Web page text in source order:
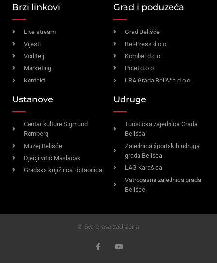
Brzi linkovi
Live stream
Vijesti
Voditelji
Marketing
Kontakt
Grad i poduzeća
Grad Belišće
Bel-Press d.o.o.
Kombel d.o.o.
Polet d.o.o.
LRA Grada Belišća d.o.o.
Ustanove
Centar kulture Sigmund
Romberg
Muzej Belišće
Dječji vrtić Maslačak
Gradska knjižnica i čitaonica
Udruge
Turistička zajednica Grada
Belišća
Zajednica športskih udruga
grada Belišća
LAG Karašica
Vatrogasna zajednica grada
Belišće
© Sva prava zadržana